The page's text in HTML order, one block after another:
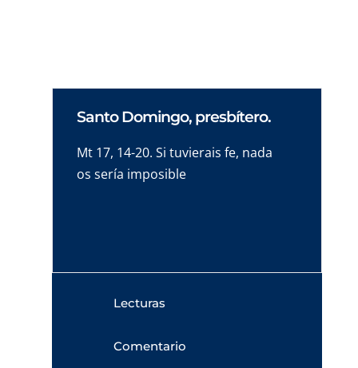
Santo Domingo, presbítero.
Mt 17, 14-20. Si tuvierais fe, nada
os sería imposible
Lecturas
Comentario